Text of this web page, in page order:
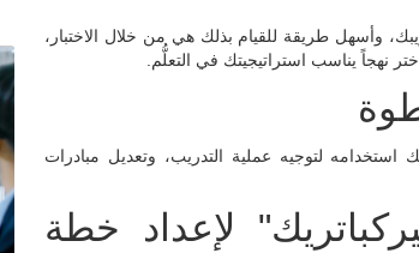
وأسهل طريقة للقيام بذلك هي من خلال الاختبار،
نهجاً يناسب استراتيجيتك في التعلُّم.
لتوجيه عملية التدريب، وتعديل مبادرات
لإعداد خطة